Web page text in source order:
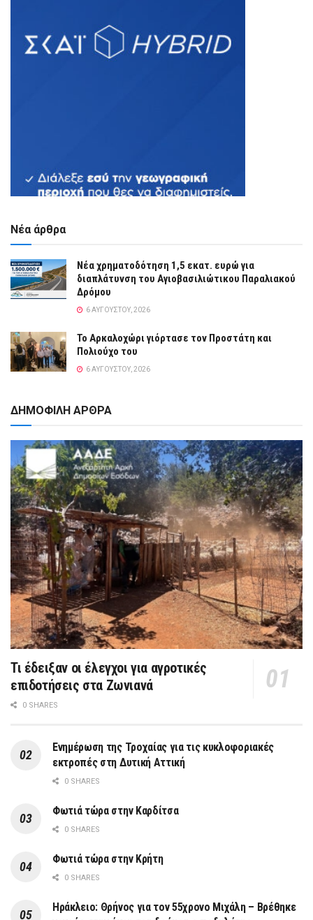
Νέα άρθρα
Νέα χρηματοδότηση 1,5 εκατ. ευρώ για
διαπλάτυνση του Αγιοβασιλιώτικου Παραλιακού
Δρόμου
6 ΑΥΓΟΎΣΤΟΥ, 2026
Το Αρκαλοχώρι γιόρτασε τον Προστάτη και
Πολιούχο του
6 ΑΥΓΟΎΣΤΟΥ, 2026
ΔΗΜΟΦΙΛΗ ΑΡΘΡΑ
Τι έδειξαν οι έλεγχοι για αγροτικές
επιδοτήσεις στα Ζωνιανά
0 SHARES
Ενημέρωση της Τροχαίας για τις κυκλοφοριακές
εκτροπές στη Δυτική Αττική
0 SHARES
Φωτιά τώρα στην Καρδίτσα
0 SHARES
Φωτιά τώρα στην Κρήτη
0 SHARES
Ηράκλειο: Θρήνος για τον 55χρονο Μιχάλη – Βρέθηκε